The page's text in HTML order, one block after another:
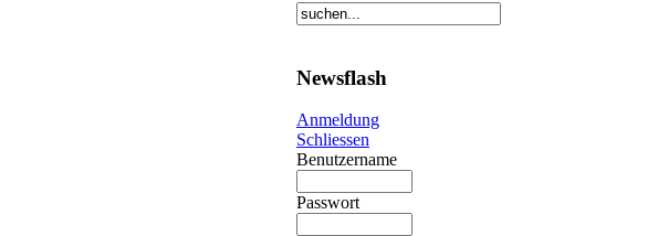
Newsflash
Anmeldung
Schliessen
Benutzername
Passwort